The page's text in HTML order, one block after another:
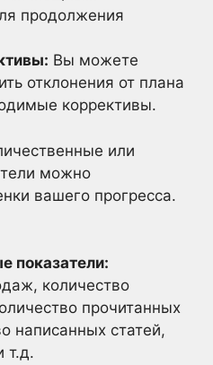
продолжения
Вы можете
отклонения от плана
коррективы.
или
можно
вашего прогресса.
показатели:
количество
прочитанных
написанных статей,
т.д.